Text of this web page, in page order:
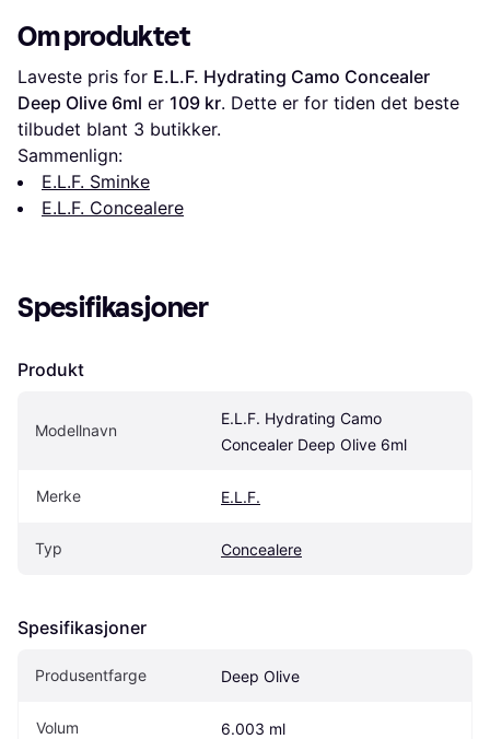
Om produktet
Laveste pris for E.L.F. Hydrating Camo Concealer
Deep Olive 6ml er 109 kr. Dette er for tiden det beste
tilbudet blant 3 butikker.
Sammenlign:
E.L.F. Sminke
E.L.F. Concealere
Spesifikasjoner
Produkt
Modellnavn
E.L.F. Hydrating Camo
Concealer Deep Olive 6ml
Merke E.L.F.
Typ Concealere
Spesifikasjoner
Produsentfarge Deep Olive
Volum 6.003 ml